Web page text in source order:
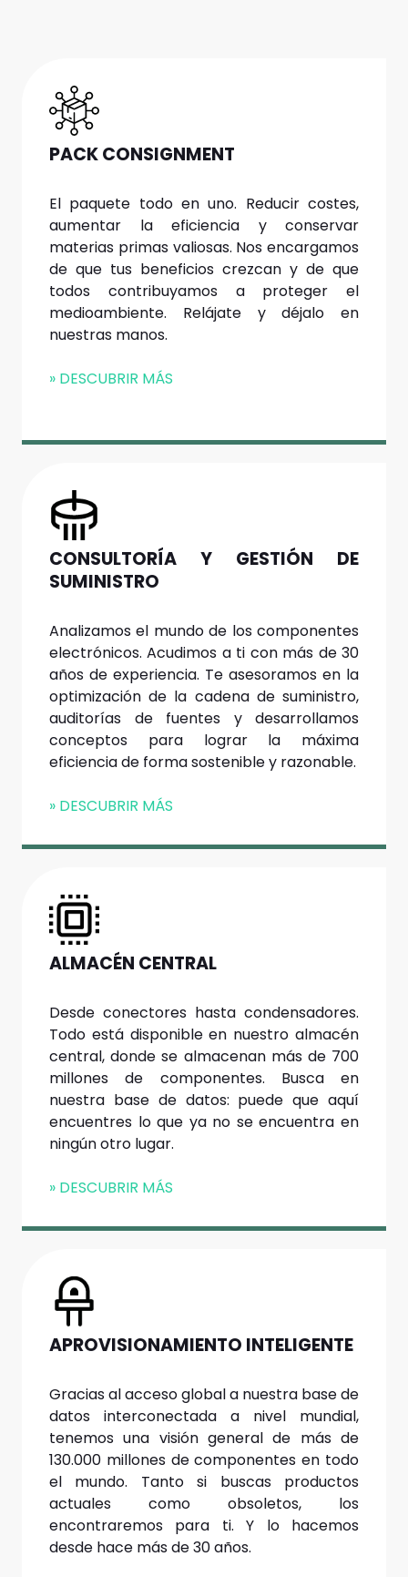
PACK CONSIGNMENT
El paquete todo en uno. Reducir costes,
aumentar la eficiencia y conservar
materias primas valiosas. Nos encargamos
de que tus beneficios crezcan y de que
todos contribuyamos a proteger el
medioambiente. Relájate y déjalo en
nuestras manos.
» DESCUBRIR MÁS
CONSULTORÍA Y GESTIÓN DE
SUMINISTRO
Analizamos el mundo de los componentes
electrónicos. Acudimos a ti con más de 30
años de experiencia. Te asesoramos en la
optimización de la cadena de suministro,
auditorías de fuentes y desarrollamos
conceptos para lograr la máxima
eficiencia de forma sostenible y razonable.
» DESCUBRIR MÁS
ALMACÉN CENTRAL
Desde conectores hasta condensadores.
Todo está disponible en nuestro almacén
central, donde se almacenan más de 700
millones de componentes. Busca en
nuestra base de datos: puede que aquí
encuentres lo que ya no se encuentra en
ningún otro lugar.
» DESCUBRIR MÁS
APROVISIONAMIENTO INTELIGENTE
Gracias al acceso global a nuestra base de
datos interconectada a nivel mundial,
tenemos una visión general de más de
130.000 millones de componentes en todo
el mundo. Tanto si buscas productos
actuales como obsoletos, los
encontraremos para ti. Y lo hacemos
desde hace más de 30 años.